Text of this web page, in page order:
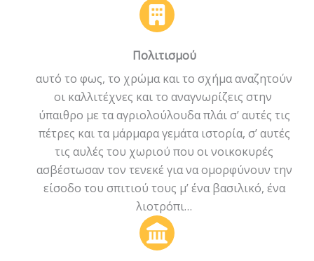
Πολιτισμού
αυτό το φως, το χρώμα και το σχήμα αναζητούν
οι καλλιτέχνες και το αναγνωρίζεις στην
ύπαιθρο με τα αγριολούλουδα πλάι σ’ αυτές τις
πέτρες και τα μάρμαρα γεμάτα ιστορία, σ’ αυτές
τις αυλές του χωριού που οι νοικοκυρές
ασβέστωσαν τον τενεκέ για να ομορφύνουν την
είσοδο του σπιτιού τους μ’ ένα βασιλικό, ένα
λιοτρόπι…